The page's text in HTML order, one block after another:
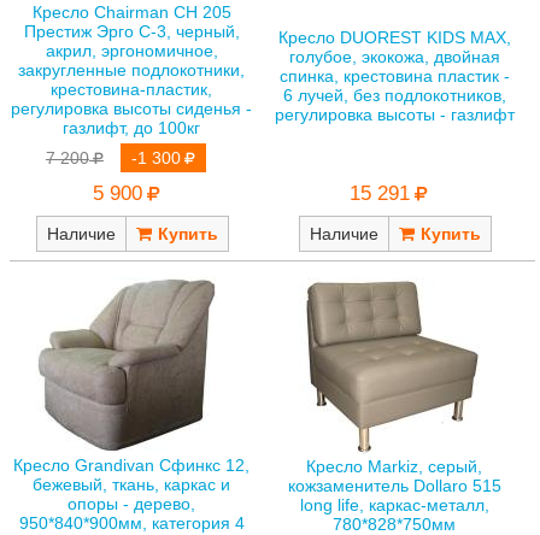
Кресло Chairman СН 205
Престиж Эрго С-3, черный,
акрил, эргономичное,
закругленные подлокотники,
крестовина-пластик,
регулировка высоты сиденья -
газлифт, до 100кг
7 200
-1 300
5 900
Наличие
Кресло DUOREST KIDS MAX,
голубое, экокожа, двойная
спинка, крестовина пластик -
6 лучей, без подлокотников,
регулировка высоты - газлифт
15 291
Наличие
Кресло Grandivan Сфинкс 12,
бежевый, ткань, каркас и
опоры - дерево,
950*840*900мм, категория 4
Кресло Markiz, серый,
кожзаменитель Dollaro 515
long life, каркас-металл,
780*828*750мм